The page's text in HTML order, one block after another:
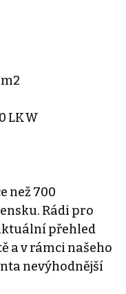
LKW
než 700
Rádi pro
přehled
a v rámci našeho
nevýhodnější